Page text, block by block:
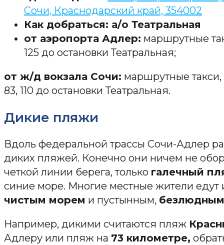
Сочи, Краснодарский край, 354002
Как добраться: а/о Театральная
от аэропорта Адлер: маршрутные
125 до остановки Театральная;
от ж/д вокзала Сочи: маршрутные такси,
83, 110 до остановки Театральная.
Дикие пляжи
Вдоль федеральной трассы Сочи-Адлер
диких пляжей. Конечно они ничем не
четкой линии берега, только галечный
синие море. Многие местные жители
чистым морем и пустынным,
Например, дикими считаются пляж
Адлеру или пляж на 73 километре,